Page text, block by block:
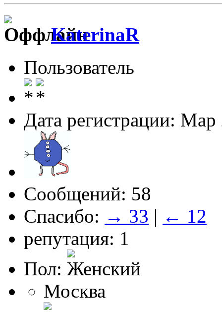
KaterinaR
Пользователь
Дата регистрации: Мар
Сообщений: 58
Спасибо: → 33 | ← 12
репутация: 1
Пол:
Москва